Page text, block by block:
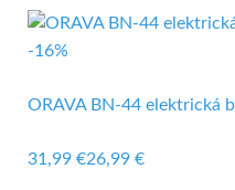
-16%
ORAVA BN-44 elektrická
31,99 €26,99 €